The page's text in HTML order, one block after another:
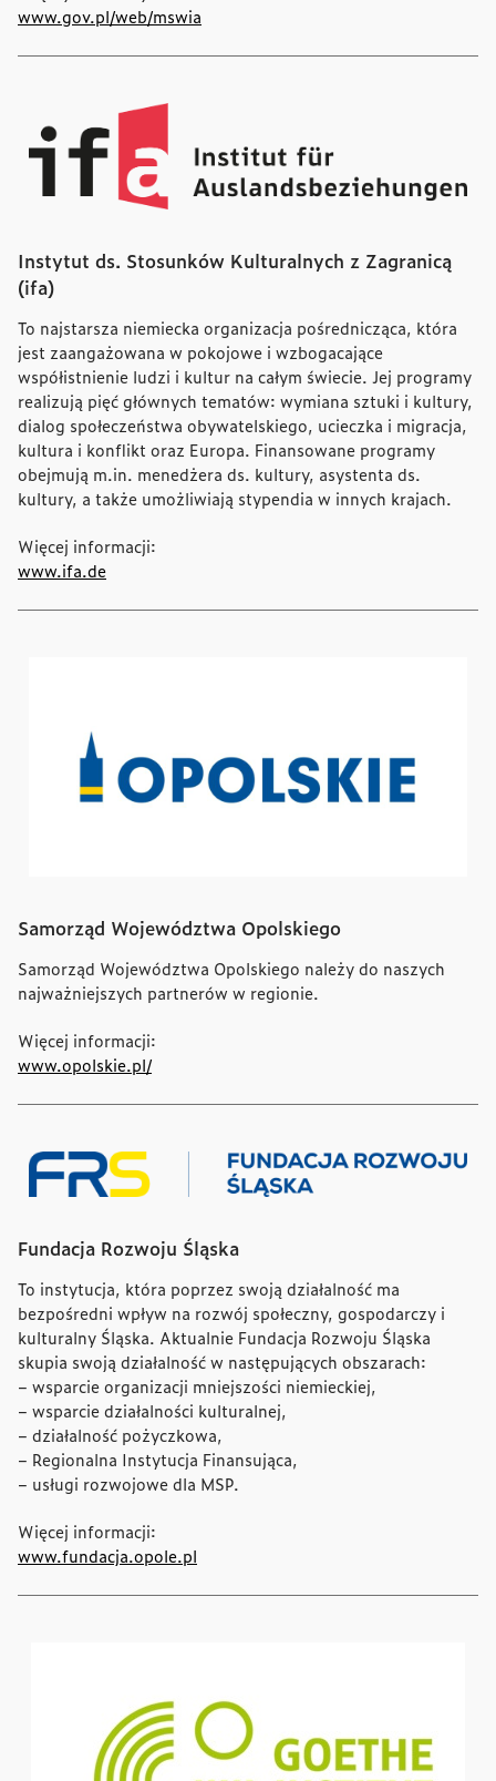
www.gov.pl/web/mswia
Instytut ds. Stosunków Kulturalnych z Zagranicą
(ifa)
To najstarsza niemiecka organizacja pośrednicząca, która
jest zaangażowana w pokojowe i wzbogacające
współistnienie ludzi i kultur na całym świecie. Jej programy
realizują pięć głównych tematów: wymiana sztuki i kultury,
dialog społeczeństwa obywatelskiego, ucieczka i migracja,
kultura i konflikt oraz Europa. Finansowane programy
obejmują m.in. menedżera ds. kultury, asystenta ds.
kultury, a także umożliwiają stypendia w innych krajach.
Więcej informacji:
www.ifa.de
Samorząd Województwa Opolskiego
Samorząd Województwa Opolskiego należy do naszych
najważniejszych partnerów w regionie.
Więcej informacji:
www.opolskie.pl/
Fundacja Rozwoju Śląska
To instytucja, która poprzez swoją działalność ma
bezpośredni wpływ na rozwój społeczny, gospodarczy i
kulturalny Śląska. Aktualnie Fundacja Rozwoju Śląska
skupia swoją działalność w następujących obszarach:
– wsparcie organizacji mniejszości niemieckiej,
– wsparcie działalności kulturalnej,
– działalność pożyczkowa,
– Regionalna Instytucja Finansująca,
– usługi rozwojowe dla MSP.
Więcej informacji:
www.fundacja.opole.pl